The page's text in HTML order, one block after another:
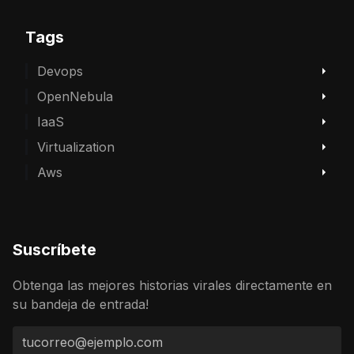
Tags
Devops
OpenNebula
IaaS
Virtualization
Aws
Suscríbete
Obtenga las mejores historias virales directamente en
su bandeja de entrada!